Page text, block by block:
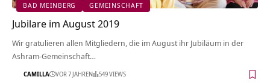
BAD MEINBERG GEMEINSCHAFT
Jubilare im August 2019
Wir gratulieren allen Mitgliedern, die im August ihr Jubiläum in der
Ashram-Gemeinschaft…
CAMILLA VOR 7 JAHREN 549 VIEWS